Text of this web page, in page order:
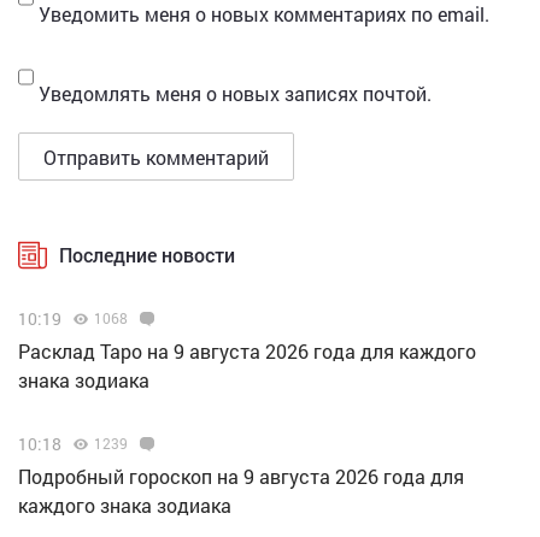
Уведомить меня о новых комментариях по email.
Уведомлять меня о новых записях почтой.
Последние новости
10:19 1068
Расклад Таро на 9 августа 2026 года для каждого
знака зодиака
10:18 1239
Подробный гороскоп на 9 августа 2026 года для
каждого знака зодиака